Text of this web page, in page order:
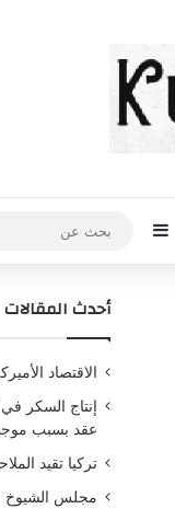
عشوائي
إضافة عمود جانبي
أحدث المقالات
الاقتصاد الأميركي يفقد 23 ألف وظيفة في
إنتاج السكر
عقد بسبب
تركيا تقيد
مجلس الشيوخ